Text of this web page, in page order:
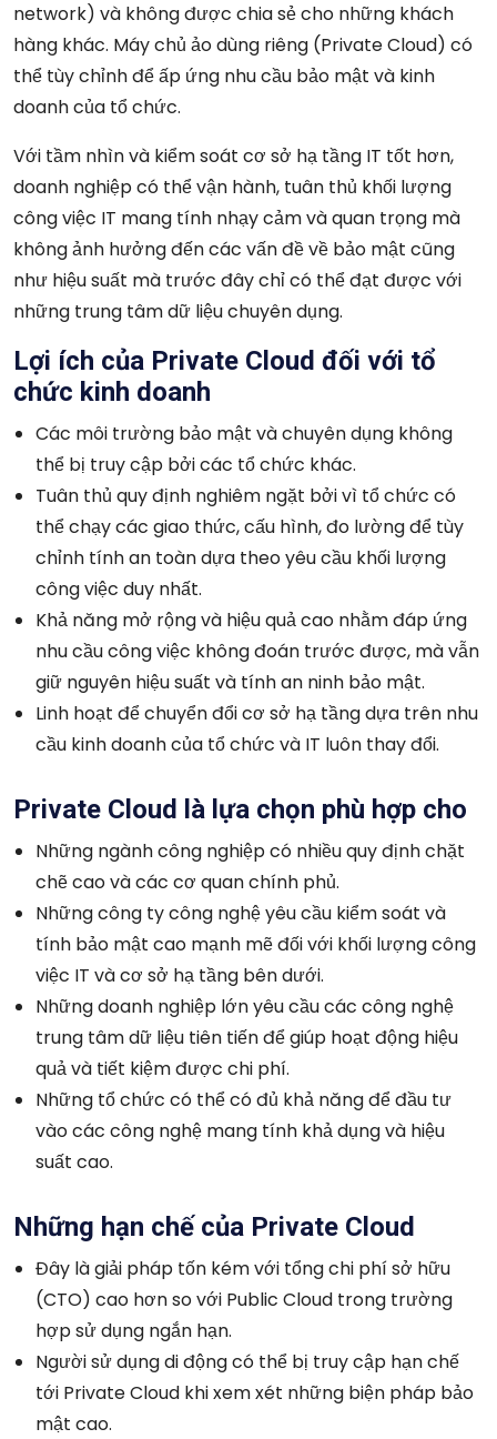
network) và không được chia sẻ cho những khách
hàng khác. Máy chủ ảo dùng riêng (Private Cloud) có
thể tùy chỉnh để ấp ứng nhu cầu bảo mật và kinh
doanh của tổ chức.
Với tầm nhìn và kiểm soát cơ sở hạ tầng IT tốt hơn,
doanh nghiệp có thể vận hành, tuân thủ khối lượng
công việc IT mang tính nhạy cảm và quan trọng mà
không ảnh hưởng đến các vấn đề về bảo mật cũng
như hiệu suất mà trước đây chỉ có thể đạt được với
những trung tâm dữ liệu chuyên dụng.
Lợi ích của Private Cloud đối với tổ
chức kinh doanh
Các môi trường bảo mật và chuyên dụng không
thể bị truy cập bởi các tổ chức khác.
Tuân thủ quy định nghiêm ngặt bởi vì tổ chức có
thể chạy các giao thức, cấu hình, đo lường để tùy
chỉnh tính an toàn dựa theo yêu cầu khối lượng
công việc duy nhất.
Khả năng mở rộng và hiệu quả cao nhằm đáp ứng
nhu cầu công việc không đoán trước được, mà vẫn
giữ nguyên hiệu suất và tính an ninh bảo mật.
Linh hoạt để chuyển đổi cơ sở hạ tầng dựa trên nhu
cầu kinh doanh của tổ chức và IT luôn thay đổi.
Private Cloud là lựa chọn phù hợp cho
Những ngành công nghiệp có nhiều quy định chặt
chẽ cao và các cơ quan chính phủ.
Những công ty công nghệ yêu cầu kiểm soát và
tính bảo mật cao mạnh mẽ đối với khối lượng công
việc IT và cơ sở hạ tầng bên dưới.
Những doanh nghiệp lớn yêu cầu các công nghệ
trung tâm dữ liệu tiên tiến để giúp hoạt động hiệu
quả và tiết kiệm được chi phí.
Những tổ chức có thể có đủ khả năng để đầu tư
vào các công nghệ mang tính khả dụng và hiệu
suất cao.
Những hạn chế của Private Cloud
Đây là giải pháp tốn kém với tổng chi phí sở hữu
(CTO) cao hơn so với Public Cloud trong trường
hợp sử dụng ngắn hạn.
Người sử dụng di động có thể bị truy cập hạn chế
tới Private Cloud khi xem xét những biện pháp bảo
mật cao.